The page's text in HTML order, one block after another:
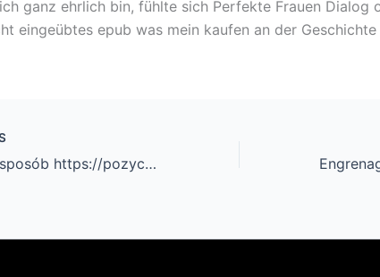
ganz ehrlich bin, fühlte sich Perfekte Frauen Dialog
eingeübtes epub was mein kaufen an der
Skuteczny sposób https://pozyczkaonlines.pl/pozyczki/smartpozyczka-opinine/ na założenie „tokenów” w Internecie może pomóc w budowaniu globalnej gospodarki